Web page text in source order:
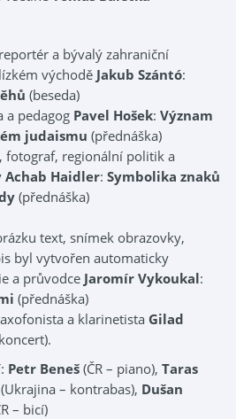
a bývalý zahraniční
východě Jakub Szántó:
(beseda)
a pedagog Pavel Hošek: Význam
judaismu (přednáška)
fotograf, regionální politik a
Achab Haidler: Symbolika znaků
(přednáška)
a průvodce Jaromír Vykoukal:
(přednáška)
a klarinetista Gilad
Petr Beneš (ČR – piano), Taras
(Ukrajina – kontrabas), Dušan
– bicí)